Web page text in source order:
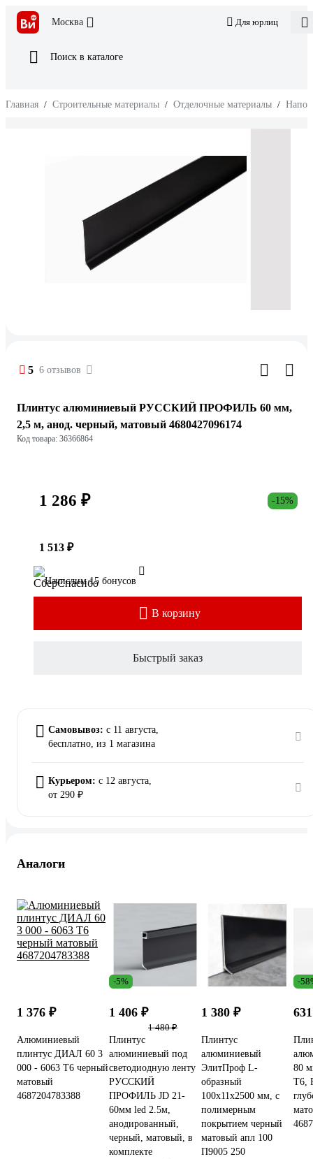
Москва Для юрлиц
Поиск в каталоге
Главная / Строительные материалы / Отделочные материалы /
5 6 отзывов
Плинтус алюминиевый РУССКИЙ ПРОФИЛЬ 60 мм,
2,5 м, анод. черный, матовый 4680427096174
Код товара: 36366864
1 286 ₽ -15%
1 513 ₽
Начислим 15 бонусов
В корзину
Быстрый заказ
Самовывоз: c 11 августа,
бесплатно, из 1 магазина
Курьером: c 12 августа,
от 290 ₽
Аналоги
1 376 ₽
Алюминиевый
плинтус ДИАЛ 60 3
000 - 6063 Т6 черный
матовый
4687204783388
-5%
1 406 ₽
1 480 ₽
Плинтус
алюминиевый под
светодиодную ленту
РУССКИЙ
ПРОФИЛЬ JD 21-
60мм led 2.5м,
анодированный,
черный, матовый, в
комплекте
1 380 ₽
Плинтус
алюминиевый
ЭлитПроф L-
образный
100x11x2500 мм, с
полимерным
покрытием черный
матовый апл 100
П9005 250
-
80
Т6,